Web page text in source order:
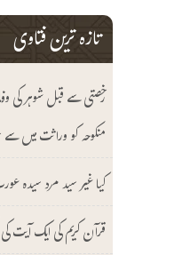
تازہ ترین فتاوی
رخصتی سے قبل شوہر
منکوحہ کو وراثت میں
کیا غیر سید مرد سیدہ
قرآن کریم کی ایک آیت